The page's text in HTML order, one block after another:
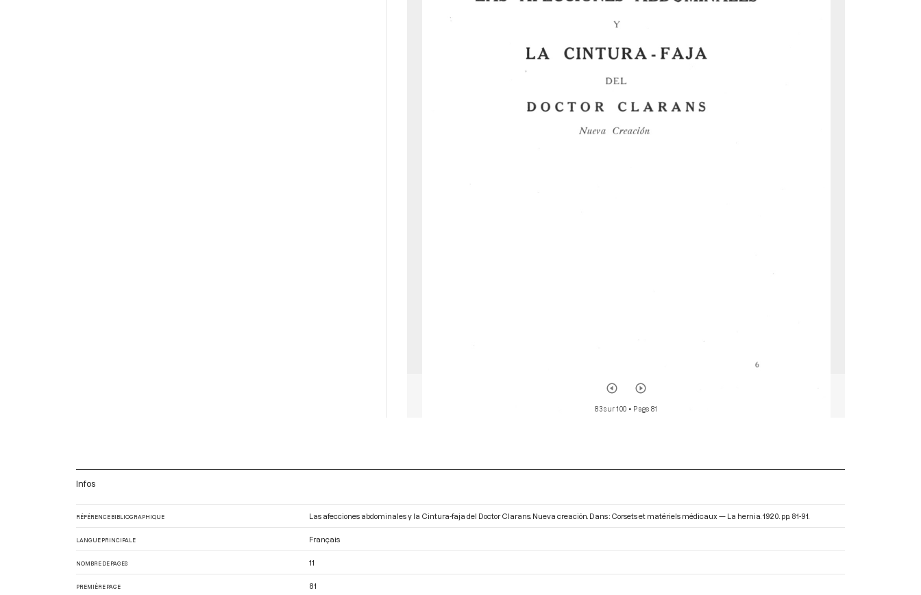
83 sur 100 • Page 81
Infos
RÉFÉRENCE BIBLIOGRAPHIQUE Las afecciones abdominales y la Cintura-faja del Doctor Clarans. Nueva creación. Dans : Corsets et matériels médicaux — La hernia . 1920. pp. 81-91.
LANGUE PRINCIPALE Français
NOMBRE DE PAGES 11
PREMIÈRE PAGE 81